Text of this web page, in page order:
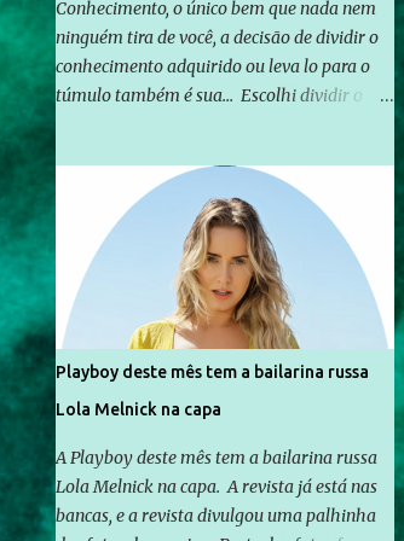
Conhecimento, o único bem que nada nem
ninguém tira de você, a decisão de dividir o
conhecimento adquirido ou leva lo para o
túmulo também é sua... Escolhi dividir o
mais e mais pessoas terem acesso a
educação e ao conhecimento. Não sou
Professor, a mais nobre das profissões, mas
tento ser um empreendedor da
comunicação, que além de informação
cotidiana, corriqueira e cada vez mais
preocupantes, do tipo que você já esta
acostumado a ver neste espaço, vou
trabalhar a ideia que possibilite distribuir
consistente a riqueza do conhecimento...
Exemplo: o cidadão brasileiro não precisa só
ser informado sobre operações da Lava Jato,
Playboy deste mês tem a bailarina russa
Lola Melnick na capa
A Playboy deste mês tem a bailarina russa
Lola Melnick na capa. A revista já está nas
bancas, e a revista divulgou uma palhinha